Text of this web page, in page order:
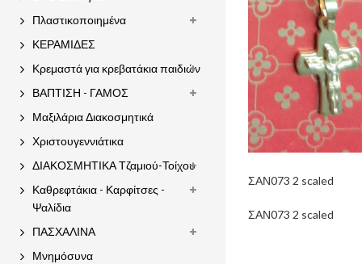
ΣΑΝ073 2 scaled
ΣΑΝ073 2 scaled
Πλαστικοποιημένα
ΚΕΡΑΜΙΔΕΣ
Κρεμαστά για κρεβατάκια παιδιών
ΒΑΠΤΙΣΗ - ΓΑΜΟΣ
Μαξιλάρια Διακοσμητικά
Χριστουγεννιάτικα
ΔΙΑΚΟΣΜΗΤΙΚΑ Τζαμιού-Τοίχου
Καθρεφτάκια - Καρφίτσες -
Ψαλίδια
ΠΑΣΧΑΛΙΝΑ
Μνημόσυνα